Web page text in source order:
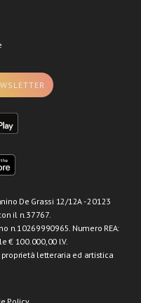
De Grassi 12/12A - 20123
il n.37767.
n.10269990965. Numero REA:
€ 100.000,00 I.V.
letteraria ed artistica